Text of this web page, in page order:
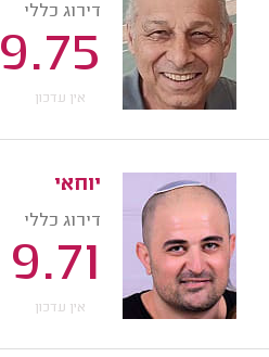
דירוג כללי
9.75
אין עדכון
יוחאי
דירוג כללי
9.71
אין עדכון